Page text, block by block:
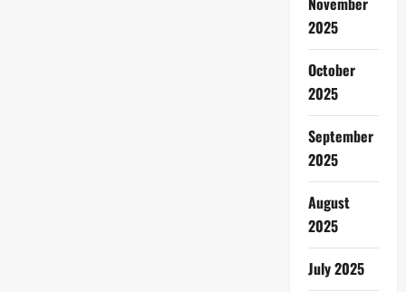
2025
October
2025
September
2025
August
2025
July 2025